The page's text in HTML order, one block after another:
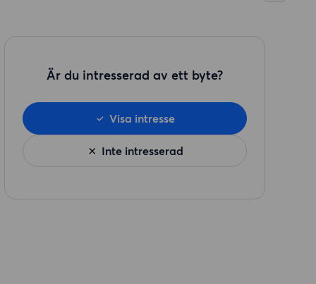
Är du intresserad av ett byte?
Inte intresserad
Visa intresse